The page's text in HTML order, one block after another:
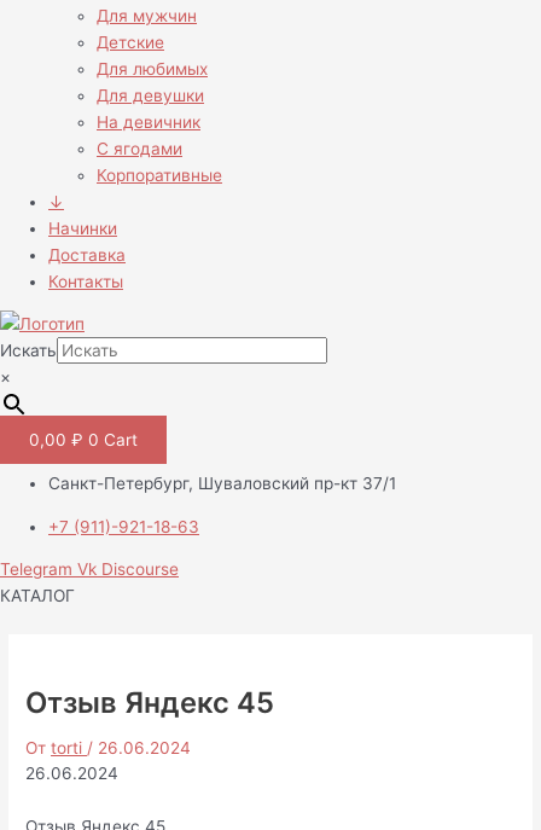
Для мужчин
Детские
Для любимых
Для девушки
На девичник
С ягодами
Корпоративные
↓
Начинки
Доставка
Контакты
Искать
×
0,00 ₽ 0 Cart
Санкт-Петербург, Шуваловский пр-кт 37/1
+7 (911)-921-18-63
Telegram Vk Discourse
КАТАЛОГ
Отзыв Яндекс 45
Отtorti / 26.06.2024
26.06.2024